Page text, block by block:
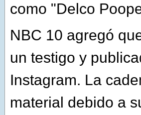
como "Delco
NBC 10 agregó
un testigo y
Instagram. La
material debido a